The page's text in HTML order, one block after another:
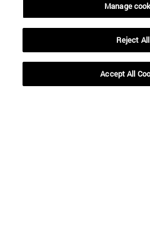
Manage
Reject All
Accept All